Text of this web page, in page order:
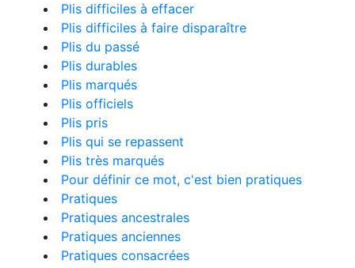
Plis difficiles à effacer
Plis difficiles à faire disparaître
Plis du passé
Plis durables
Plis marqués
Plis officiels
Plis pris
Plis qui se repassent
Plis très marqués
Pour définir ce mot, c'est bien pratiques
Pratiques
Pratiques ancestrales
Pratiques anciennes
Pratiques consacrées